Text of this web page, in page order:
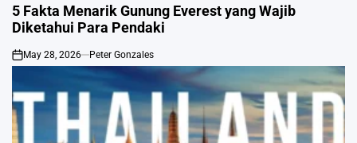
IN
5 Fakta Menarik Gunung Everest yang Wajib
Diketahui Para Pendaki
on
May 28, 2026 Peter Gonzales